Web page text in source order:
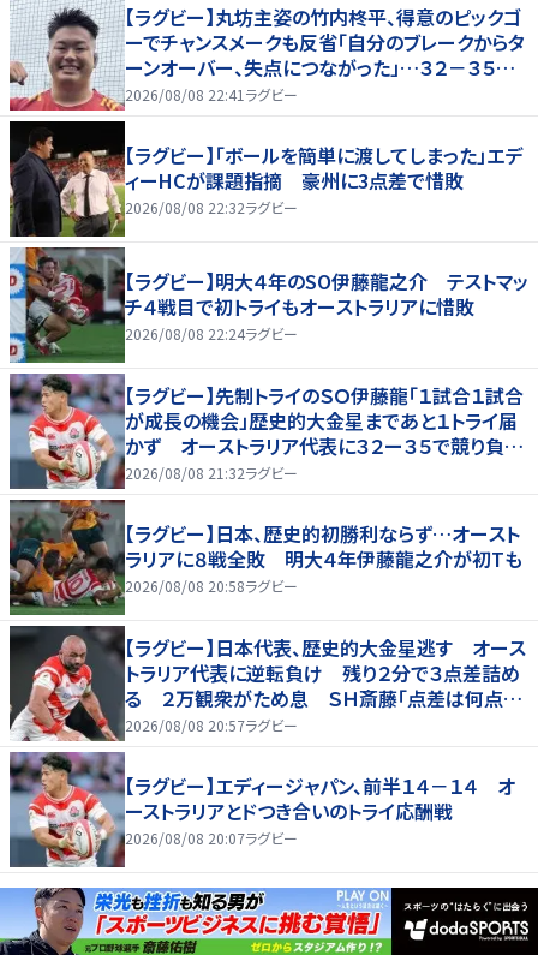
【ラグビー】丸坊主姿の竹内柊平、得意のピックゴ
ーでチャンスメークも反省「自分のブレークからタ
ーンオーバー、失点につながった」…３２－３５惜
敗、オーストラリアに歴史的金星ならず
2026/08/08 22:41 ラグビー
【ラグビー】「ボールを簡単に渡してしまった」エデ
ィーHCが課題指摘 豪州に3点差で惜敗
2026/08/08 22:32ラグビー
【ラグビー】明大４年のSO伊藤龍之介 テストマッ
チ４戦目で初トライもオーストラリアに惜敗
2026/08/08 22:24ラグビー
【ラグビー】先制トライのＳＯ伊藤龍「１試合１試合
が成長の機会」歴史的大金星まであと１トライ届
かず オーストラリア代表に３２ー３５で競り負け
る
2026/08/08 21:32ラグビー
【ラグビー】日本、歴史的初勝利ならず…オースト
ラリアに８戦全敗 明大４年伊藤龍之介が初Tも
2026/08/08 20:58ラグビー
【ラグビー】日本代表、歴史的大金星逃す オース
トラリア代表に逆転負け 残り２分で３点差詰め
る ２万観衆がため息 ＳＨ斎藤「点差は何点で
も負けは負け」…前半にＳＯ伊藤龍が先制トライ、
2026/08/08 20:57ラグビー
【ラグビー】エディージャパン、前半１４－１４ オ
ーストラリアとドつき合いのトライ応酬戦
2026/08/08 20:07ラグビー